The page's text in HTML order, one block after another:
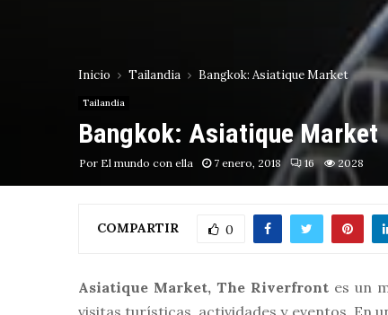
Inicio Tailandia Bangkok: Asiatique Market
Tailandia
Bangkok: Asiatique Market
Por El mundo con ella 7 enero, 2018 16 2028
COMPARTIR 0
Asiatique Market, The Riverfront es un
visitas turísticas, actividades y eventos. En